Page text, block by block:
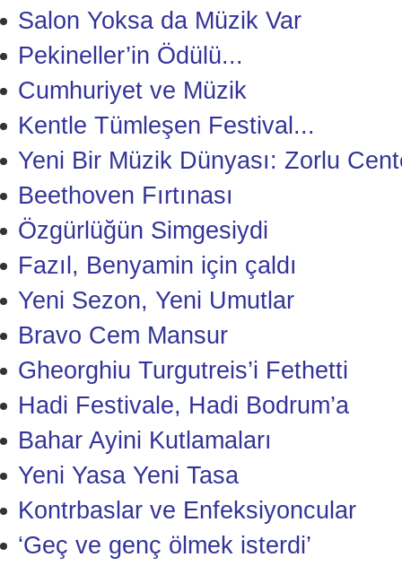
Salon Yoksa da Müzik Var
Pekineller’in Ödülü...
Cumhuriyet ve Müzik
Kentle Tümleşen Festival...
Yeni Bir Müzik Dünyası: Zorlu
Beethoven Fırtınası
Özgürlüğün Simgesiydi
Fazıl, Benyamin için çaldı
Yeni Sezon, Yeni Umutlar
Bravo Cem Mansur
Gheorghiu Turgutreis’i Fethetti
Hadi Festivale, Hadi Bodrum’a
Bahar Ayini Kutlamaları
Yeni Yasa Yeni Tasa
Kontrbaslar ve Enfeksiyoncular
‘Geç ve genç ölmek isterdi’